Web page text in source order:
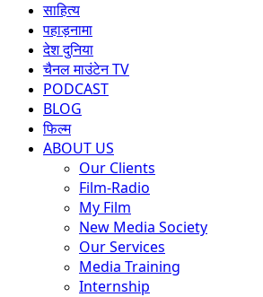
साहित्य
पहाड़नामा
देश दुनिया
चैनल माउंटेन TV
PODCAST
BLOG
फिल्म
ABOUT US
Our Clients
Film-Radio
My Film
New Media Society
Our Services
Media Training
Internship